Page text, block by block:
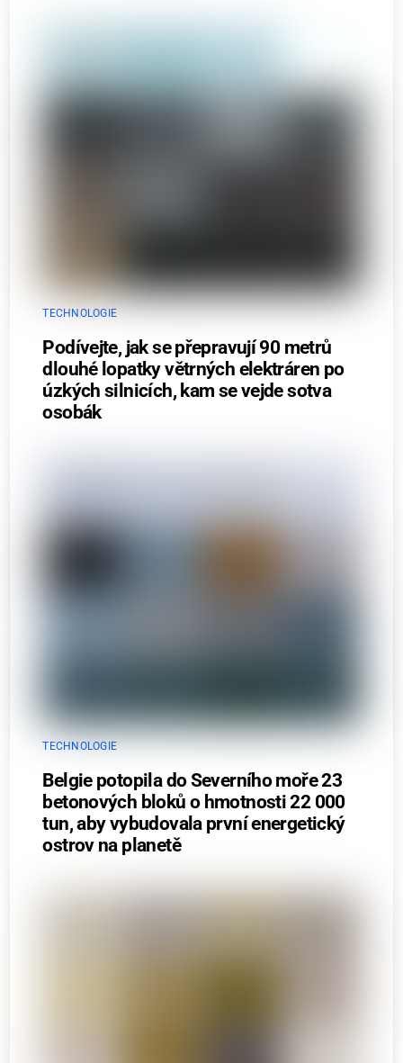
TECHNOLOGIE
Podívejte, jak se přepravují 90 metrů
dlouhé lopatky větrných elektráren po
úzkých silnicích, kam se vejde sotva
osobák
TECHNOLOGIE
Belgie potopila do Severního moře 23
betonových bloků o hmotnosti 22 000
tun, aby vybudovala první energetický
ostrov na planetě